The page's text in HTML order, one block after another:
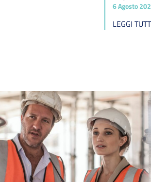
6 Agosto
LEGGI